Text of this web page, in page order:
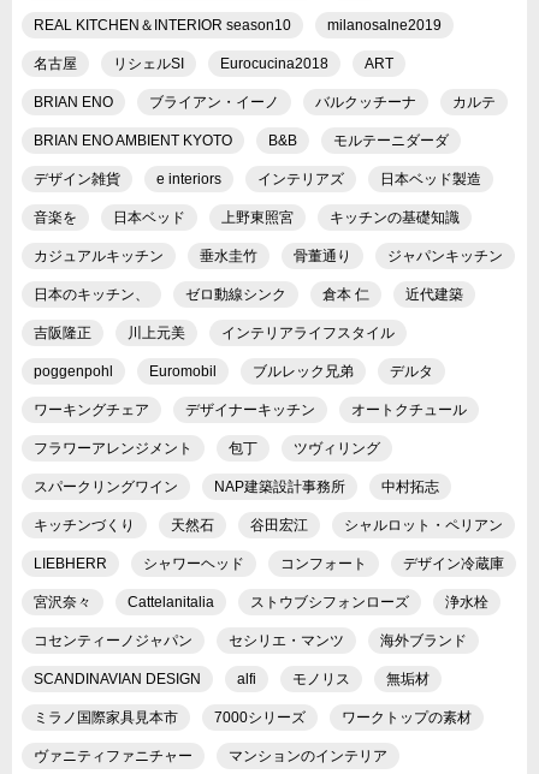
REAL KITCHEN＆INTERIOR season10 milanosalne2019
名古屋 リシェルSI Eurocucina2018 ART
BRIAN ENO ブライアン・イーノ バルクッチーナ カルテ
BRIAN ENO AMBIENT KYOTO B&B モルテーニダーダ
デザイン雑貨 e interiors インテリアズ 日本ベッド製造
音楽を 日本ベッド 上野東照宮 キッチンの基礎知識
カジュアルキッチン 垂水圭竹 骨董通り ジャパンキッチン
日本のキッチン、 ゼロ動線シンク 倉本 仁 近代建築
吉阪隆正 川上元美 インテリアライフスタイル
poggenpohl Euromobil ブルレック兄弟 デルタ
ワーキングチェア デザイナーキッチン オートクチュール
フラワーアレンジメント 包丁 ツヴィリング
スパークリングワイン NAP建築設計事務所 中村拓志
キッチンづくり 天然石 谷田宏江 シャルロット・ペリアン
LIEBHERR シャワーヘッド コンフォート デザイン冷蔵庫
宮沢奈々 Cattelanitalia ストウブシフォンローズ 浄水栓
コセンティーノジャパン セシリエ・マンツ 海外ブランド
SCANDINAVIAN DESIGN alfi モノリス 無垢材
ミラノ国際家具見本市 7000シリーズ ワークトップの素材
ヴァニティファニチャー マンションのインテリア